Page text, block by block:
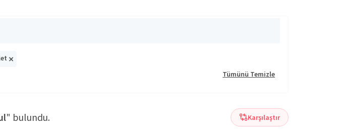
×
Tümünü Temizle
" bulundu. Karşılaştır